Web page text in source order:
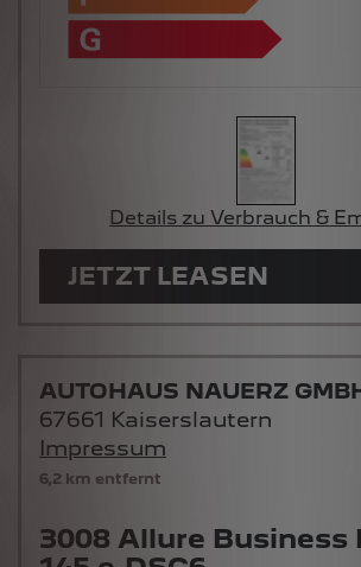
Details zu Verbrauch &
JETZT LEASEN
6,2 km entfernt
3008 Allure Business
AUTOHAUS NAUERZ
67661 Kaiserslautern
Impressum